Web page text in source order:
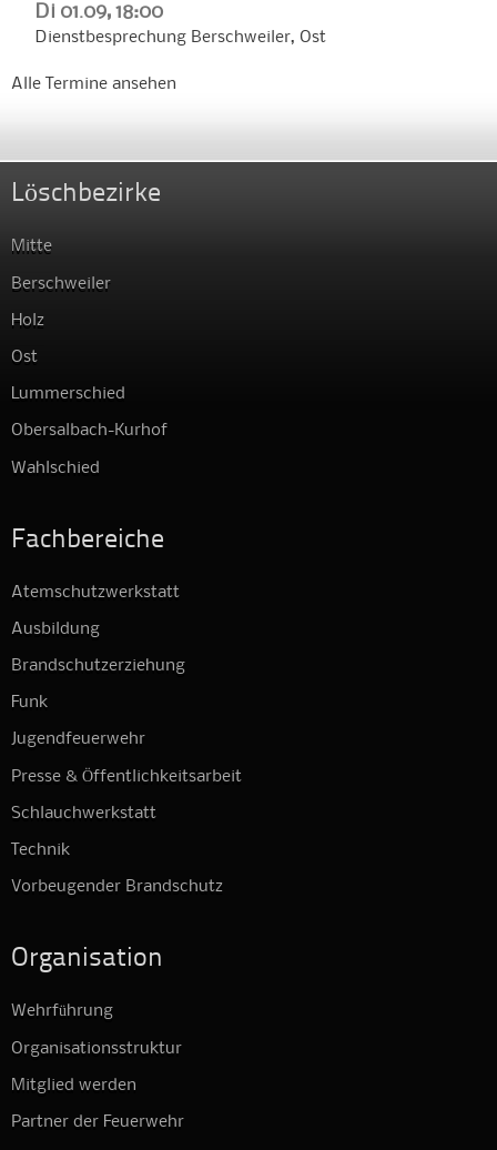
Di 01.09, 18:00
Dienstbesprechung Berschweiler, Ost
Alle Termine ansehen
Löschbezirke
Mitte
Berschweiler
Holz
Ost
Lummerschied
Obersalbach-Kurhof
Wahlschied
Fachbereiche
Atemschutzwerkstatt
Ausbildung
Brandschutzerziehung
Funk
Jugendfeuerwehr
Presse & Öffentlichkeitsarbeit
Schlauchwerkstatt
Technik
Vorbeugender Brandschutz
Organisation
Wehrführung
Organisationsstruktur
Mitglied werden
Partner der Feuerwehr